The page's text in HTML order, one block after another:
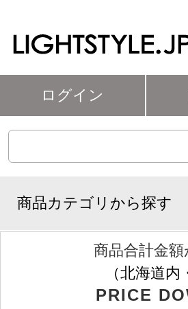
ログイン
商品カテゴリから探す
商品合計金
（北海道
PRICE